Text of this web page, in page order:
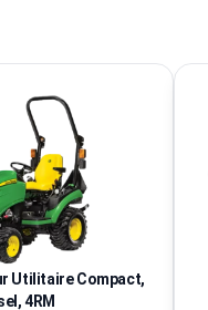
Utilitaire Compact,
4RM